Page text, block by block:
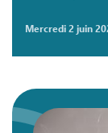
mercredi 2 juin